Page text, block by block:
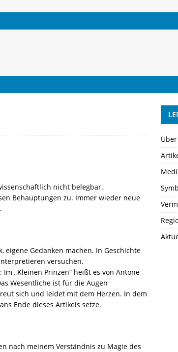
nicht belegbar.
Behauptungen zu. Immer wieder neue
eigene Gedanken machen. In Geschichte
versuchen.
„Kleinen Prinzen“ heißt es von Antone
Wesentliche ist für die Augen
sich und leidet mit dem Herzen. In dem
Ende dieses Artikels setze.
nach meinem Verständnis zu Magie des